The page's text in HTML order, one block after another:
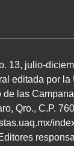
13, julio-
editada por la
de las
Qro., C.P.